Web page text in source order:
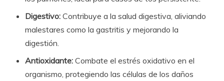
Digestivo: Contribuye a la salud digestiva, aliviando
malestares como la gastritis y mejorando la
digestión.
Antioxidante: Combate el estrés oxidativo en el
organismo, protegiendo las células de los daños